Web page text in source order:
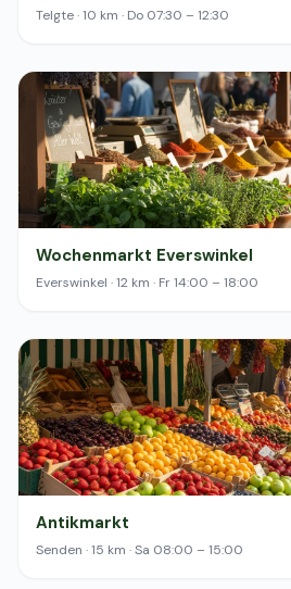
Telgte · 10 km · Do 07:30 – 12:30
Wochenmarkt Everswinkel
Everswinkel · 12 km · Fr 14:00 – 18:00
Antikmarkt
Senden · 15 km · Sa 08:00 – 15:00